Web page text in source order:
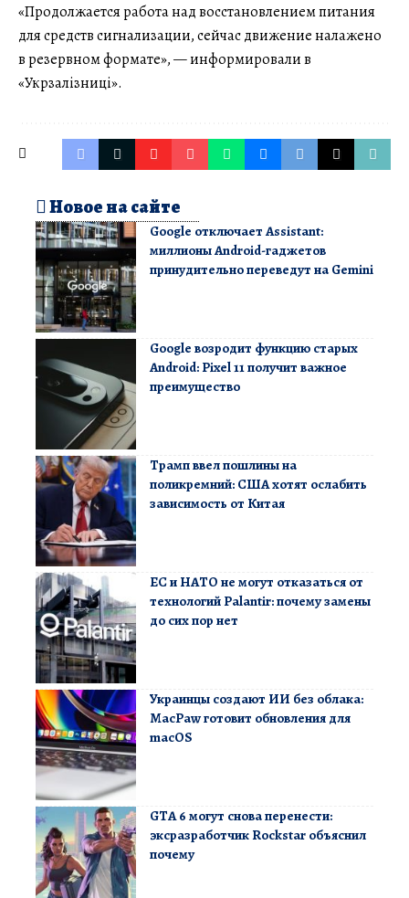
«Продолжается работа над восстановлением питания
для средств сигнализации, сейчас движение налажено
в резервном формате», — информировали в
«Укрзалізниці».
Новое на сайте
Google отключает Assistant:
миллионы Android-гаджетов
принудительно переведут на Gemini
Google возродит функцию старых
Android: Pixel 11 получит важное
преимущество
Трамп ввел пошлины на
поликремний: США хотят ослабить
зависимость от Китая
ЕС и НАТО не могут отказаться от
технологий Palantir: почему замены
до сих пор нет
Украинцы создают ИИ без облака:
MacPaw готовит обновления для
macOS
GTA 6 могут снова перенести:
эксразработчик Rockstar объяснил
почему